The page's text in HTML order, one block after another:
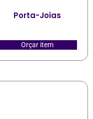
Porta-Joias
Orçar item